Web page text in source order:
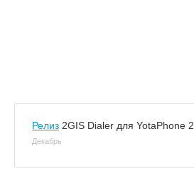
Релиз 2GIS Dialer для YotaPhone 2.
Декабрь